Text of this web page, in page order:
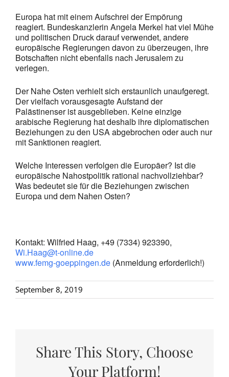
Europa hat mit einem Aufschrei der Empörung
reagiert. Bundeskanzlerin Angela Merkel hat viel Mühe
und politischen Druck darauf verwendet, andere
europäische Regierungen davon zu überzeugen, ihre
Botschaften nicht ebenfalls nach Jerusalem zu
verlegen.
Der Nahe Osten verhielt sich erstaunlich unaufgeregt.
Der vielfach vorausgesagte Aufstand der
Palästinenser ist ausgeblieben. Keine einzige
arabische Regierung hat deshalb ihre diplomatischen
Beziehungen zu den USA abgebrochen oder auch nur
mit Sanktionen reagiert.
Welche Interessen verfolgen die Europäer? Ist die
europäische Nahostpolitik rational nachvollziehbar?
Was bedeutet sie für die Beziehungen zwischen
Europa und dem Nahen Osten?
Kontakt: Wilfried Haag, +49 (7334) 923390,
Wi.Haag@t-online.de
www.femg-goeppingen.de (Anmeldung erforderlich!)
September 8, 2019
Share This Story, Choose
Your Platform!